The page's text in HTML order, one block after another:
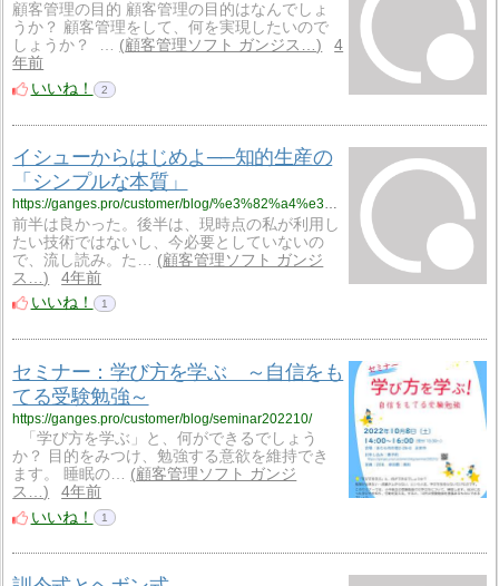
顧客管理の目的 顧客管理の目的はなんでしょ
うか？ 顧客管理をして、何を実現したいので
しょうか？ …
顧客管理ソフト ガンジス…
4
年前
いいね！
2
イシューからはじめよ──知的生産の
「シンプルな本質」
https://ganges.pro/customer/blog/%e3%82%a4%e3%82%b7%e3%83%a5%e3%83%bc%e3%81%8b%e3%82%89%e3%81%af%e3%81%98%e3%82%81%e3%82%88%e2%94%80%e2%94%80%e7%9f%a5%e7%9a%84%e7%94%9f%e7%94%a3%e3%81%ae%e3%80%8c%e3%82%b7%e3%83%b3%e3%83%97%e3%83%ab/
前半は良かった。後半は、現時点の私が利用し
たい技術ではないし、今必要としていないの
で、流し読み。た…
顧客管理ソフト ガンジ
ス…
4年前
いいね！
1
セミナー：学び方を学ぶ ～自信をも
てる受験勉強～
https://ganges.pro/customer/blog/seminar202210/
「学び方を学ぶ」と、何ができるでしょう
か？ 目的をみつけ、勉強する意欲を維持でき
ます。 睡眠の…
顧客管理ソフト ガンジ
ス…
4年前
いいね！
1